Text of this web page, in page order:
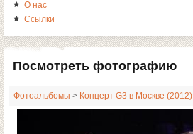
О нас
Ссылки
Посмотреть фотографию
Фотоальбомы > Концерт G3 в Москве (2012)